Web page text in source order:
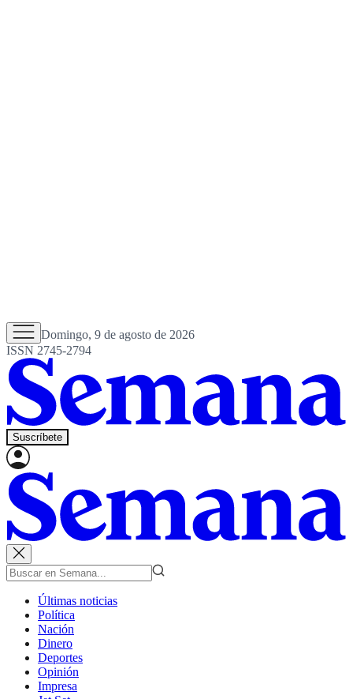
Domingo, 9 de agosto de 2026
ISSN 2745-2794
Suscríbete
Últimas noticias
Política
Nación
Dinero
Deportes
Opinión
Impresa